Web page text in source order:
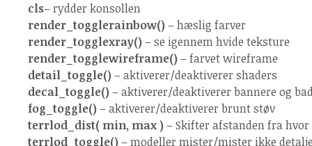
cls– rydder konsollen
render_togglerainbow()– hæslig farver
render_togglexray()– se igennem hvide teksture
render_togglewireframe()– farvet wireframe
detail_toggle()– aktiverer/deaktiverer shaders
decal_toggle()– aktiverer/deaktiverer bannere og
fog_toggle()– aktiverer/deaktiverer brunt støv
terrlod_dist( min, max )– Skifter afstanden fra
terrlod_toggle()– modeller mister/mister ikke